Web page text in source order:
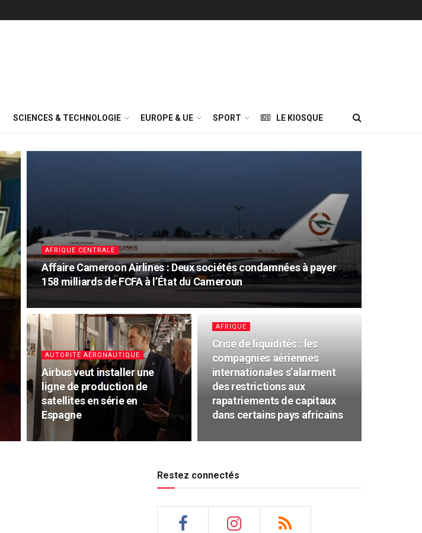
SCIENCES & TECHNOLOGIE EUROPE & UE SPORT LE KIOSQUE
AFRIQUE CENTRALE
Affaire Cameroon Airlines : Deux sociétés condamnées à payer
158 milliards de FCFA à l’État du Cameroun
AUTORITÉ AÉRONAUTIQUE
Airbus veut installer une
ligne de production de
satellites en série en
Espagne
AFRIQUE
Crise de liquidités : les
compagnies aériennes
internationales s’alarment
des restrictions aux
rapatriements de capitaux
dans certains pays africains
Restez connectés